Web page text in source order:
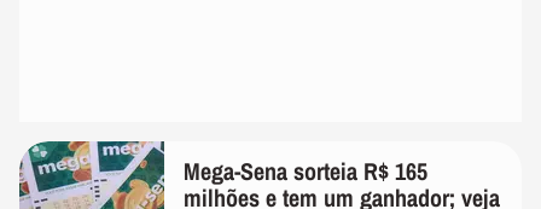
Mega-Sena sorteia R$ 165
milhões e tem um ganhador; veja